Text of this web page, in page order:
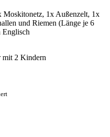
Moskitonetz, 1x Außenzelt, 1x
und Riemen (Länge je 6
Englisch
mit 2 Kindern